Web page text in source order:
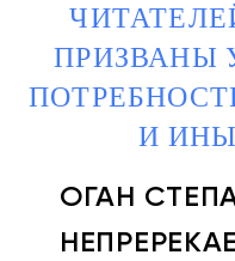
ПРИЗВАНЫ
И
ОГАН